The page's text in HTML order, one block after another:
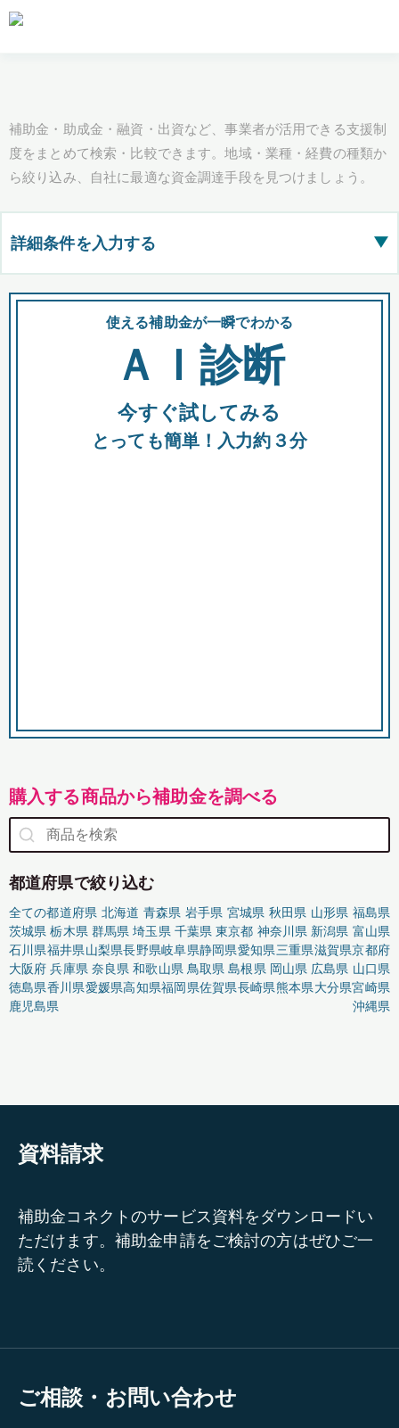
補助金・助成金・融資・出資など、事業者が活用できる支援制
度をまとめて検索・比較できます。地域・業種・経費の種類か
ら絞り込み、自社に最適な資金調達手段を見つけましょう。
詳細条件を入力する ▶
都道府県
全国の検索結果を含めて表示
助成金 融資 出資
使える補助金が一瞬でわかる
ＡＩ診断
今すぐ試してみる
とっても簡単！入力約３分
購入する商品から補助金を調べる
都道府県で絞り込む
全ての都道府県 北海道 青森県 岩手県 宮城県 秋田県 山形県 福島県
茨城県 栃木県 群馬県 埼玉県 千葉県 東京都 神奈川県 新潟県 富山県
石川県福井県山梨県長野県岐阜県静岡県愛知県三重県滋賀県京都府
大阪府 兵庫県 奈良県 和歌山県 鳥取県 島根県 岡山県 広島県 山口県
徳島県香川県愛媛県高知県福岡県佐賀県長崎県熊本県大分県宮崎県
鹿児島県
沖縄県
資料請求
補助金コネクトのサービス資料をダウンロードい
ただけます。補助金申請をご検討の方はぜひご一
読ください。
ご相談・お問い合わせ